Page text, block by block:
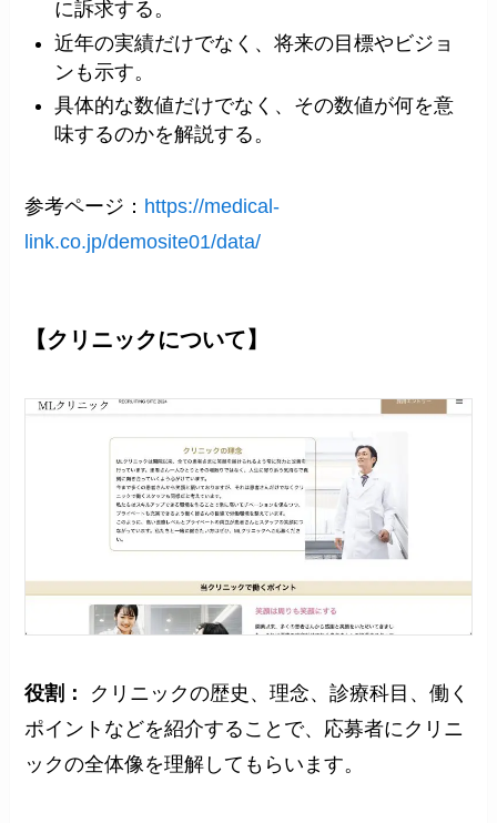
に訴求する。
近年の実績だけでなく、将来の目標やビジョ
ンも示す。
具体的な数値だけでなく、その数値が何を意
味するのかを解説する。
参考ページ： https://medical-
link.co.jp/demosite01/data/
【クリニックについて】
役割：
クリニックの歴史、理念、診療科目、働く
ポイントなどを紹介することで、応募者にクリニ
ックの全体像を理解してもらいます。